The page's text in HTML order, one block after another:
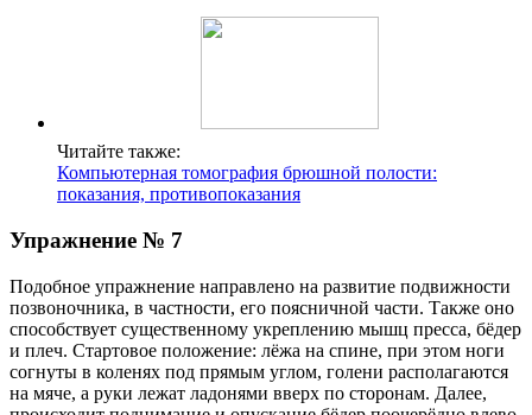
Читайте также:
Компьютерная томография брюшной полости:
показания, противопоказания
Упражнение № 7
Подобное упражнение направлено на развитие подвижности
позвоночника, в частности, его поясничной части. Также оно
способствует существенному укреплению мышц пресса, бёдер
и плеч. Стартовое положение: лёжа на спине, при этом ноги
согнуты в коленях под прямым углом, голени располагаются
на мяче, а руки лежат ладонями вверх по сторонам. Далее,